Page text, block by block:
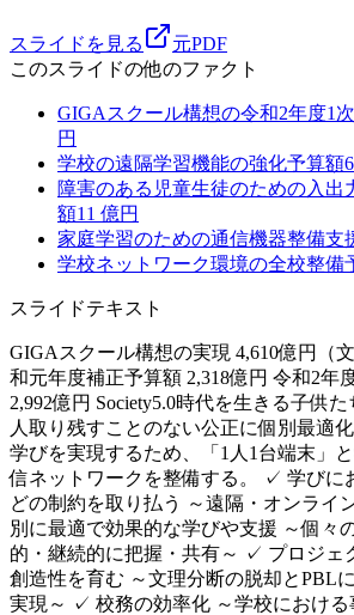
スライドを見る
元PDF
このスライドの他のファクト
GIGAスクール構想の令和2年度1
円
学校の遠隔学習機能の強化予算額6
障害のある児童生徒のための入出
額11 億円
家庭学習のための通信機器整備支
学校ネットワーク環境の全校整備
スライドテキスト
GIGAスクール構想の実現 4,610億円（
和元年度補正予算額 2,318億円 令和2年
2,992億円 Society5.0時代を生きる子供
人取り残すことのない公正に個別最適
学びを実現するため、「1人1台端末」
信ネットワークを整備する。 ✓ 学びに
どの制約を取り払う ～遠隔・オンライ
別に最適で効果的な学びや支援 ～個々
的・継続的に把握・共有～ ✓ プロジェ
創造性を育む ～文理分断の脱却とPBL
実現～ ✓ 校務の効率化 ～学校における